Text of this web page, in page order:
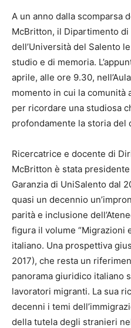
A un anno dalla scomparsa
McBritton, il Dipartimento
dell’Università del Salento
studio e di memoria.
aprile, alle ore 9.30,
momento in cui la comunità
per ricordare una studiosa
profondamente la storia del
Ricercatrice e docente di
McBritton è stata
Garanzia di UniSalento dal
quasi un decennio
parità e inclusione
figura il volume “Migrazioni
italiano. Una prospettiva
2017), che resta un
panorama giuridico italiano
lavoratori migranti. La sua
decenni i temi
della tutela degli stranieri